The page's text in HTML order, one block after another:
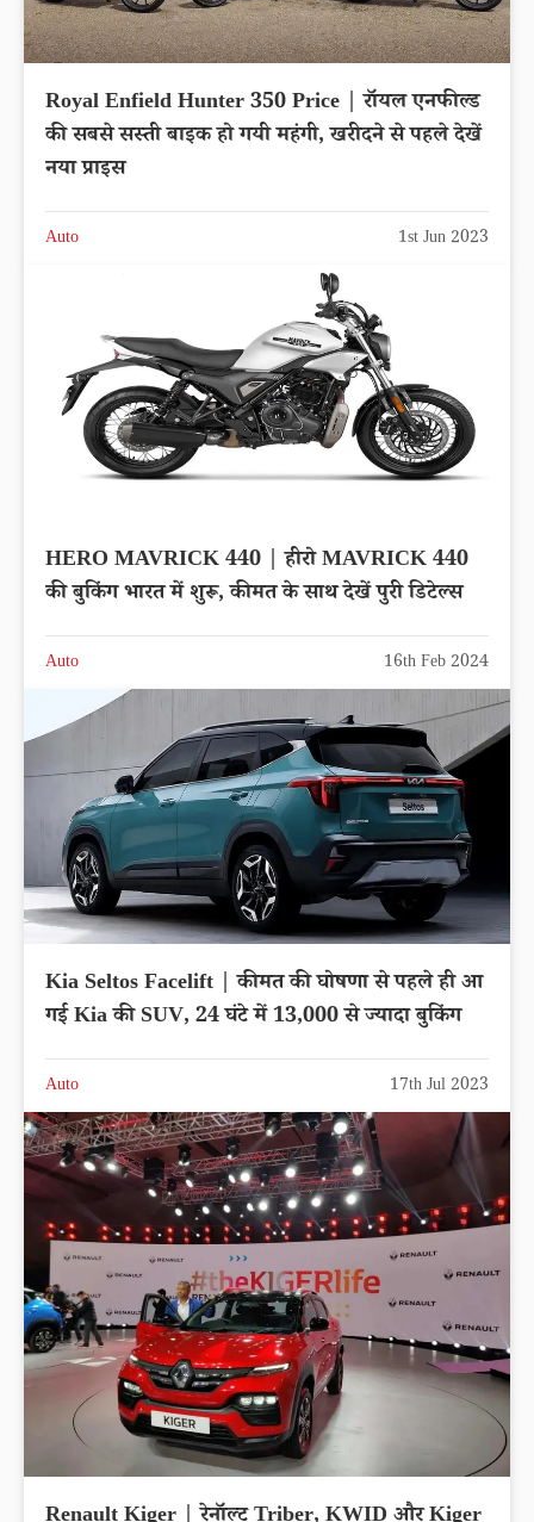
Royal Enfield Hunter 350 Price | रॉयल एनफील्ड
की सबसे सस्ती बाइक हो गयी महंगी, खरीदने से पहले देखें
नया प्राइस
Auto 1st Jun 2023
HERO MAVRICK 440 | हीरो MAVRICK 440
की बुकिंग भारत में शुरू, कीमत के साथ देखें पुरी डिटेल्स
Auto 16th Feb 2024
Kia Seltos Facelift | कीमत की घोषणा से पहले ही आ
गई Kia की SUV, 24 घंटे में 13,000 से ज्यादा बुकिंग
Auto 17th Jul 2023